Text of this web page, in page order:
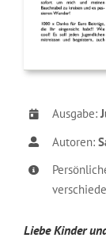
Ausgabe:
Autoren:
Liebe Kinder